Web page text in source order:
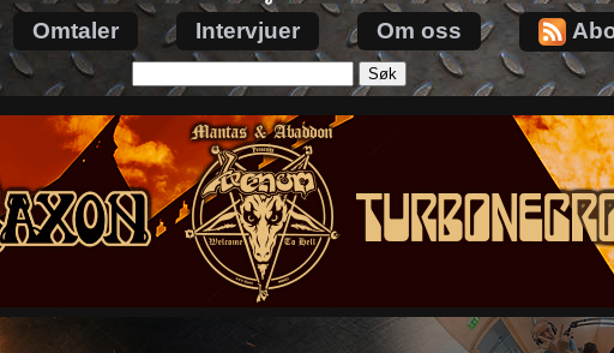
Omtaler Intervjuer Om oss
etter: